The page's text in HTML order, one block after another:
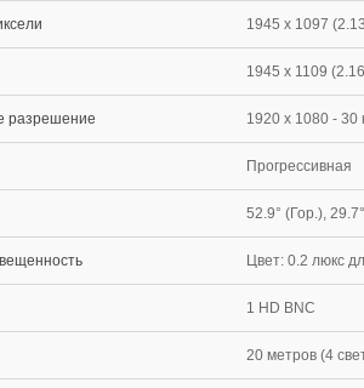
1945 х 1097
1945 х 1109
разрешение 1920 х 1080 - 30
Прогрессивная
52.9° (Гор.),
Цвет: 0.2 люкс
1 HD BNC
20 метров (4